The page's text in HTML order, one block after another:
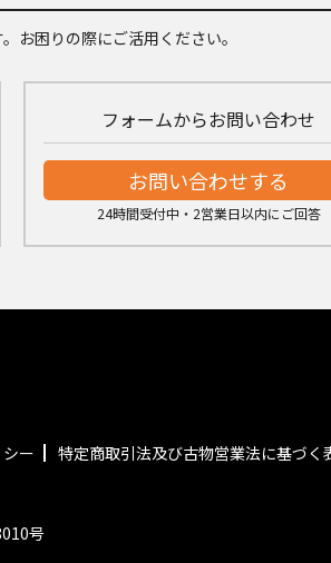
お困りの際にご活用ください。
フォームからお問い合わせ
お問い合わせする
24時間受付中・2営業日以内にご回答
ー
特定商取引法及び古物営業法に基づく
号